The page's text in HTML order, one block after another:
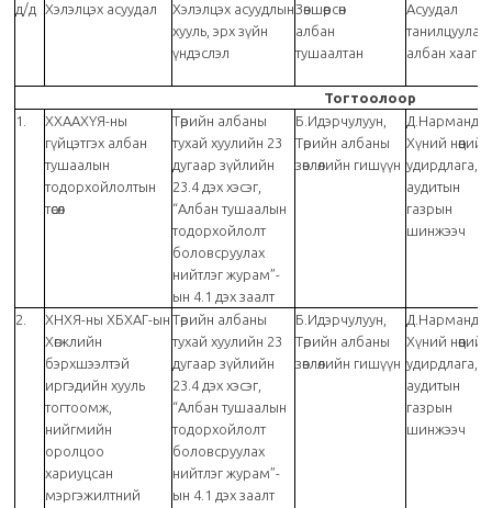
д/д Хэлэлцэх асуудал
Хэлэлцэх асуудлын
хууль, эрх зүйн
үндэслэл
Зөвшөөрсөн
албан
тушаалтан
Асуудал
танилцуулах
албан хаагч
Тогтоолоор
1.
ХХААХҮЯ-ны
гүйцэтгэх албан
тушаалын
тодорхойлолтын
төсөл
Төрийн албаны
тухай хуулийн 23
дугаар зүйлийн
23.4 дэх хэсэг,
“Албан тушаалын
тодорхойлолт
боловсруулах
нийтлэг журам”-
ын 4.1 дэх заалт
Б.Идэрчулуун,
Төрийн албаны
зөвлөлийн гишүүн
Хүний нөөцийн
удирдлага,
аудитын
газрын
шинжээч
2.
ХНХЯ-ны ХБХАГ-ын
Хөгжлийн
бэрхшээлтэй
иргэдийн хууль
тогтоомж,
нийгмийн
оролцоо
хариуцсан
мэргэжилтний
Төрийн албаны
тухай хуулийн 23
дугаар зүйлийн
23.4 дэх хэсэг,
“Албан тушаалын
тодорхойлолт
боловсруулах
нийтлэг журам”-
ын 4.1 дэх заалт
Б.Идэрчулуун,
Төрийн албаны
зөвлөлийн гишүүн
Хүний нөөцийн
удирдлага,
аудитын
газрын
шинжээч